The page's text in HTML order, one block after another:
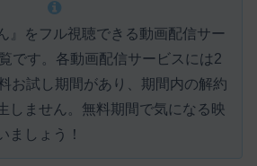
』をフル視聴できる動画配信サー
です。各動画配信サービスには2
お試し期間があり、期間内の解約
しません。 無料期間で気になる映
ましょう！